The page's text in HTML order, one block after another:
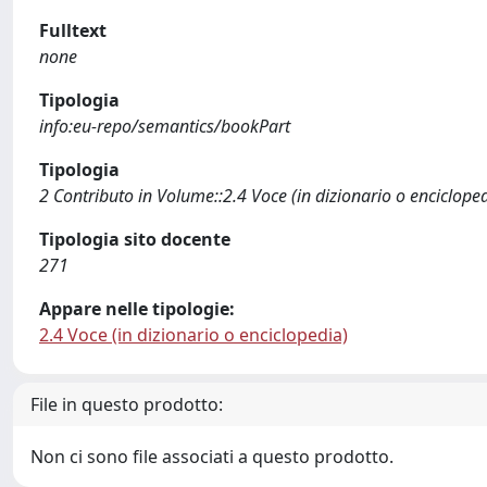
Fulltext
none
Tipologia
info:eu-repo/semantics/bookPart
Tipologia
2 Contributo in Volume::2.4 Voce (in dizionario o
Tipologia sito docente
271
Appare nelle tipologie:
2.4 Voce (in dizionario o enciclopedia)
File in questo prodotto:
Non ci sono file associati a questo prodotto.